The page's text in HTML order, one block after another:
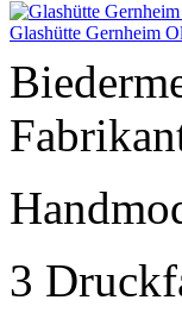
Glashütte Gernheim
3